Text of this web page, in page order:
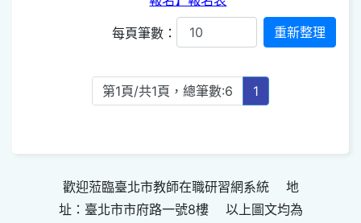
每頁筆數：
第1頁/共1頁，總筆數:6 1
歡迎蒞臨臺北市教師在職研習網系統 地
址：臺北市市府路一號8樓 以上圖文均為